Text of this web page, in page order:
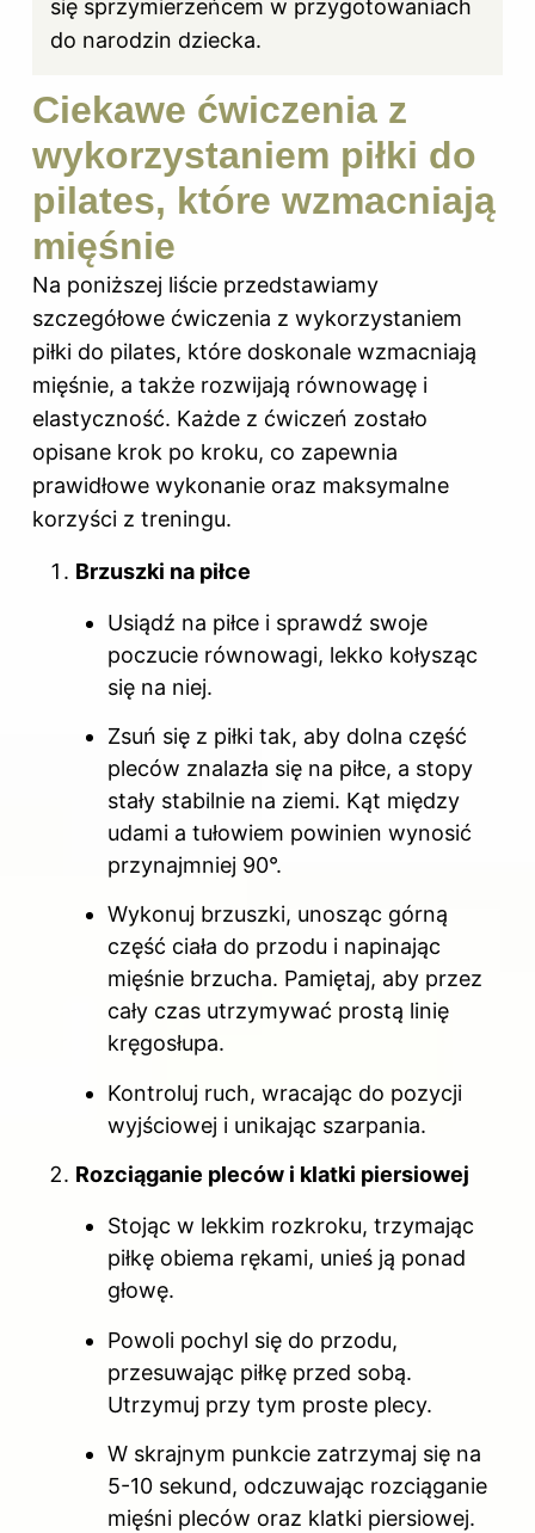
się sprzymierzeńcem w przygotowaniach
do narodzin dziecka.
Ciekawe ćwiczenia z
wykorzystaniem piłki do
pilates, które wzmacniają
mięśnie
Na poniższej liście przedstawiamy
szczegółowe ćwiczenia z wykorzystaniem
piłki do pilates, które doskonale wzmacniają
mięśnie, a także rozwijają równowagę i
elastyczność. Każde z ćwiczeń zostało
opisane krok po kroku, co zapewnia
prawidłowe wykonanie oraz maksymalne
korzyści z treningu.
Brzuszki na piłce
Usiądź na piłce i sprawdź swoje
poczucie równowagi, lekko kołysząc
się na niej.
Zsuń się z piłki tak, aby dolna część
pleców znalazła się na piłce, a stopy
stały stabilnie na ziemi. Kąt między
udami a tułowiem powinien wynosić
przynajmniej 90°.
Wykonuj brzuszki, unosząc górną
część ciała do przodu i napinając
mięśnie brzucha. Pamiętaj, aby przez
cały czas utrzymywać prostą linię
kręgosłupa.
Kontroluj ruch, wracając do pozycji
wyjściowej i unikając szarpania.
Rozciąganie pleców i klatki piersiowej
Stojąc w lekkim rozkroku, trzymając
piłkę obiema rękami, unieś ją ponad
głowę.
Powoli pochyl się do przodu,
przesuwając piłkę przed sobą.
Utrzymuj przy tym proste plecy.
W skrajnym punkcie zatrzymaj się na
5-10 sekund, odczuwając rozciąganie
mięśni pleców oraz klatki piersiowej.